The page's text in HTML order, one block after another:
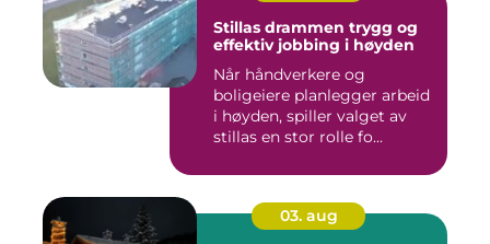
Stillas drammen trygg og
effektiv jobbing i høyden
Når håndverkere og
boligeiere planlegger arbeid
i høyden, spiller valget av
stillas en stor rolle fo...
03. aug